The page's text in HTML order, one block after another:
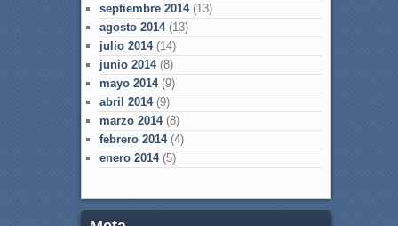
septiembre 2014(13)
agosto 2014(13)
julio 2014(14)
junio 2014(8)
mayo 2014(9)
abril 2014(9)
marzo 2014(8)
febrero 2014(4)
enero 2014(5)